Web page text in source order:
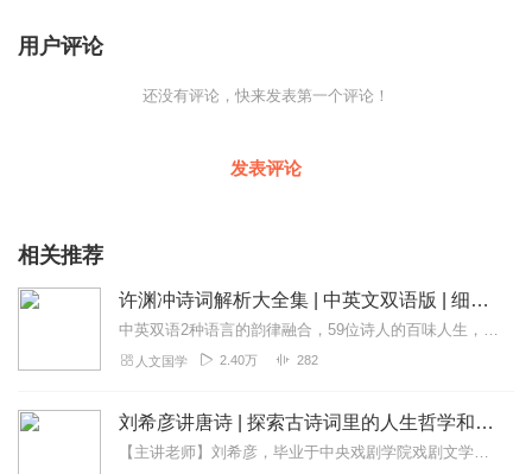
用户评论
还没有评论，快来发表第一个评论！
发表评论
相关推荐
许渊冲诗词解析大全集 | 中英文双语版 | 细解中华诗词之美 | 诗经唐诗宋词国学经典六神磊磊诚挚分享
中英双语2种语言的韵律融合，59位诗人的百味人生，165卷唐诗的风骨流韵，289年大唐的盛世华章。在盛唐诗人与陆苏笔下，听金戈铁马，看江山如画。唐诗英译：中国翻...
人文国学 2.40万 282
刘希彦讲唐诗 | 探索古诗词里的人生哲学和美学
【主讲老师】刘希彦，毕业于中央戏剧学院戏剧文学系，涉足文学、艺术、传统文化、中医等多个领域，传统文化研究者，独立学者，中医研究者。历任秋浦书院、竹山书院，上海廿...